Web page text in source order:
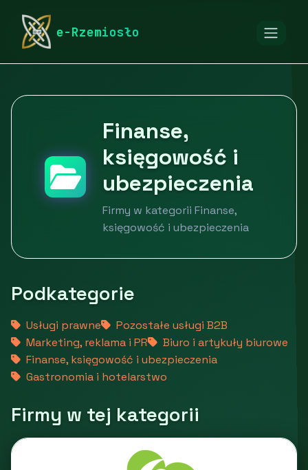
e-Rzemiosło
rymarstwo-poznan.pl
Finanse, księgowość i ubezpieczenia
Finanse,
księgowość i
ubezpieczenia
Firmy w kategorii Finanse,
księgowość i ubezpieczenia
Podkategorie
Usługi prawne
Pozostałe usługi B2B
Marketing, reklama i PR
Biuro i artykuły biurowe
Finanse, księgowość i ubezpieczenia
Gastronomia i hotelarstwo
Firmy w tej kategorii